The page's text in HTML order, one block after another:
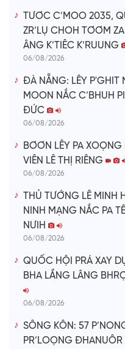
TƯƠC C’MOO 2035,
ZR’LỤ CHOH TƠƠM
ÂNG K’TIÊC K’RUUNG
06/08/2026
ĐÀ NẴNG: LÊY P'GHIT
MOON NẮC C’BHUH
ĐỨC
06/08/2026
BƠƠN LÊY PA
VIÊN LÊ THỊ RIÊNG
06/08/2026
THỦ TƯỚNG LÊ MINH
NINH MẠNG NẮC PA
NƯIH
06/08/2026
QUỐC HỘI PRÁ XAY
BHA LẦNG LÂNG
06/08/2026
SÔNG KÔN: 57
PR’LOỌNG